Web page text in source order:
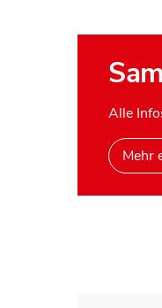
Alle
Mehr